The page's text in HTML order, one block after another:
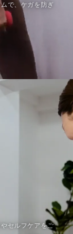
で、ケガを防ぎ
セルフケアをご